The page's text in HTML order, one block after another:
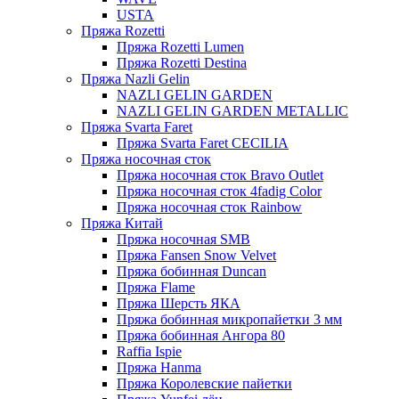
USTA
Пряжа Rozetti
Пряжа Rozetti Lumen
Пряжа Rozetti Destina
Пряжа Nazli Gelin
NAZLI GELIN GARDEN
NAZLI GELIN GARDEN METALLIC
Пряжа Svarta Faret
Пряжа Svarta Faret CECILIA
Пряжа носочная сток
Пряжа носочная сток Bravo Outlet
Пряжа носочная сток 4fadig Color
Пряжа носочная сток Rainbow
Пряжа Китай
Пряжа носочная SMB
Пряжа Fansen Snow Velvet
Пряжа бобинная Duncan
Пряжа Flame
Пряжа Шерсть ЯКА
Пряжа бобинная микропайетки 3 мм
Пряжа бобинная Ангора 80
Raffia Ispie
Пряжа Hanma
Пряжа Королевские пайетки